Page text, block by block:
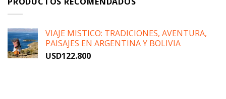
VIAJE MISTICO: TRADICIONES, AVENTURA,
PAISAJES EN ARGENTINA Y BOLIVIA
USD122.800